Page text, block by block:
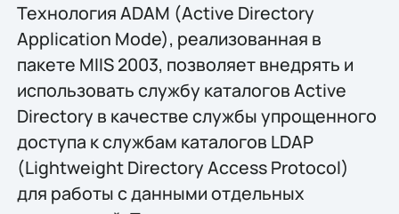
Технология ADAM (Active Directory
Application Mode), реализованная в
пакете MIIS 2003, позволяет внедрять и
использовать службу каталогов Active
Directory в качестве службы упрощенного
доступа к службам каталогов LDAP
(Lightweight Directory Access Protocol)
для работы с данными отдельных